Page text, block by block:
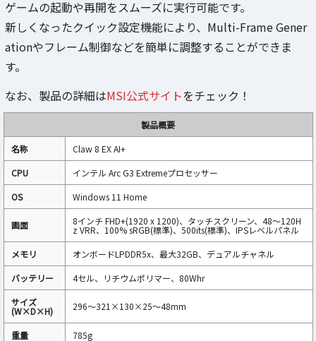
ゲームの起動や再開をスムーズに実行可能です。
新しくなったクイック設定機能により、Multi-Frame Gener
ationやフレーム制御などを簡単に調整することができま
す。
なお、製品の詳細はMSI公式サイトをチェック！
製品概要
名称
Claw 8 EX AI+
CPU
インテル Arc G3 Extremeプロセッサー
OS
Windows 11 Home
画面 8インチ FHD+(1920 x 1200)、タッチスクリーン、48～120H
z VRR、100% sRGB(標準)、500its(標準)、IPSレベルパネル
メモリ
オンボードLPDDR5x、最大32GB、デュアルチャネル
バッテリー
4セル、リチウムポリマー、80Whr
サイズ
(W×D×H) 296～321×130×25～48mm
重量 785g